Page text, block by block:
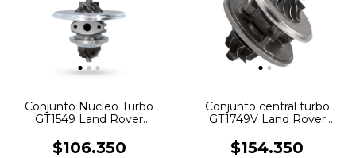
Conjunto Nucleo Turbo
GT1549 Land Rover
$106.350
Conjunto central turbo
GT1749V Land Rover
$154.350